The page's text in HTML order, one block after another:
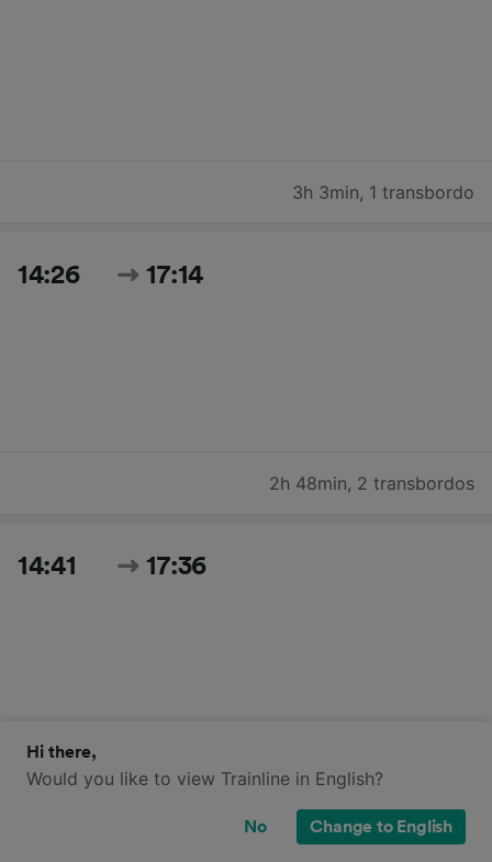
3h 3min, 1 transbordo
14:26 17:14
2h 48min, 2 transbordos
14:41 17:36
2h 55min,1 transbordo
Hi there,
Would you like to view Trainline in English?
No Change to English